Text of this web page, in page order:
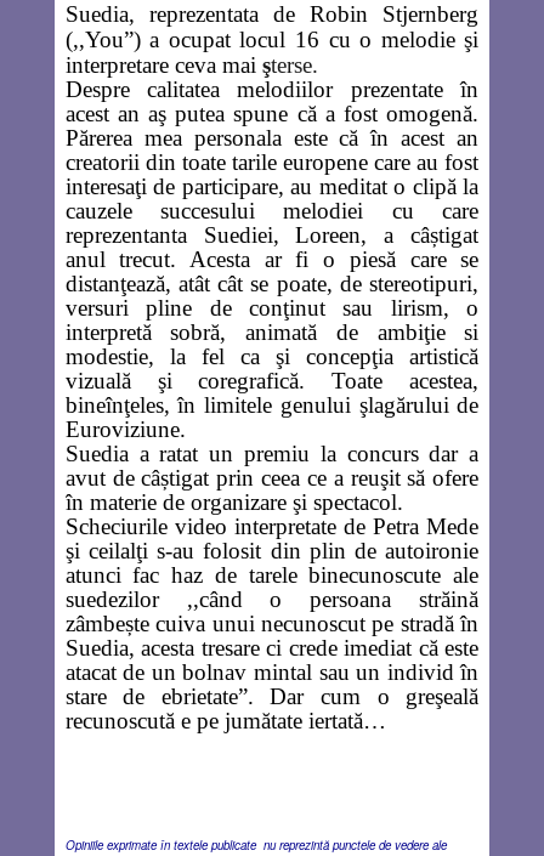
Suedia, reprezentata deRobin Stjernberg
(,,You”) a ocupat locul 16 cu o melodie şi
interpretare ceva mai şterse.
Despre calitatea melodiilor prezentate în
acest an aş putea spune că a fost omogenă.
Părerea mea personala este că în acest an
creatorii din toate tarile europene care au fost
interesaţi de participare, au meditat o clipă la
cauzele succesului melodiei cu care
reprezentanta Suediei, Loreen, a câștigat
anul trecut. Acesta ar fi o piesă care se
distanţează, atât cât se poate, de stereotipuri,
versuri pline de conţinut sau lirism, o
interpretă sobră, animată de ambiţie si
modestie, la fel ca şi concepţia artistică
vizuală şi coregrafică. Toate acestea,
bineînţeles, în limitele genului şlagărului de
Euroviziune.
Suedia a ratat un premiu la concurs dar a
avut de câștigat prin ceea ce a reuşit să ofere
în materie de organizare şi spectacol.
Scheciurile video interpretate de Petra Mede
şi ceilalţi s-au folosit din plin de autoironie
atunci fac haz de tarele binecunoscute ale
suedezilor ,,când o persoana străină
zâmbește cuiva unui necunoscut pe stradă în
Suedia, acesta tresare ci crede imediat că este
atacat de un bolnav mintal sau un individ în
stare de ebrietate”. Dar cum o greşeală
recunoscută e pe jumătate iertată…
Opiniile exprimate în textele publicate nu reprezintă punctele de vedere ale